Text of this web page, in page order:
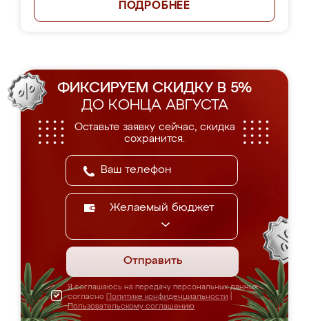
ПОДРОБНЕЕ
ФИКСИРУЕМ СКИДКУ В 5%
ДО КОНЦА АВГУСТА
Оставьте заявку сейчас, скидка
сохранится.
Желаемый бюджет
Отправить
Я соглашаюсь на передачу персональных данных
согласно Политике конфиденциальности
Пользовательскому соглашению